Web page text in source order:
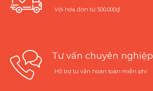
Với hóa đơn từ 500.000₫
Tư vấn chuyên nghiệp
Hỗ trợ tư vấn hoàn toàn miễn phí